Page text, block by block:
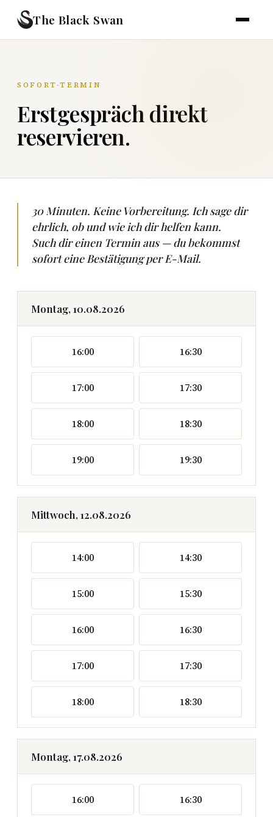
The Black Swan
SOFORT-TERMIN
Erstgespräch direkt
reservieren.
30 Minuten. Keine Vorbereitung. Ich sage dir
ehrlich, ob und wie ich dir helfen kann.
Such dir einen Termin aus — du bekommst
sofort eine Bestätigung per E-Mail.
Montag, 10.08.2026
16:00 16:30
17:00 17:30
18:00 18:30
19:00 19:30
Mittwoch, 12.08.2026
14:00 14:30
15:00 15:30
16:00 16:30
17:00 17:30
18:00 18:30
Montag, 17.08.2026
16:00 16:30